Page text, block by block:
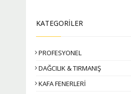
KATEGORİLER
PROFESYONEL
DAĞCILIK & TIRMANIŞ
KAFA FENERLERİ